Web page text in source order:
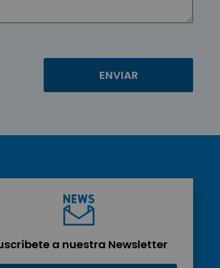
a nuestra Newsletter